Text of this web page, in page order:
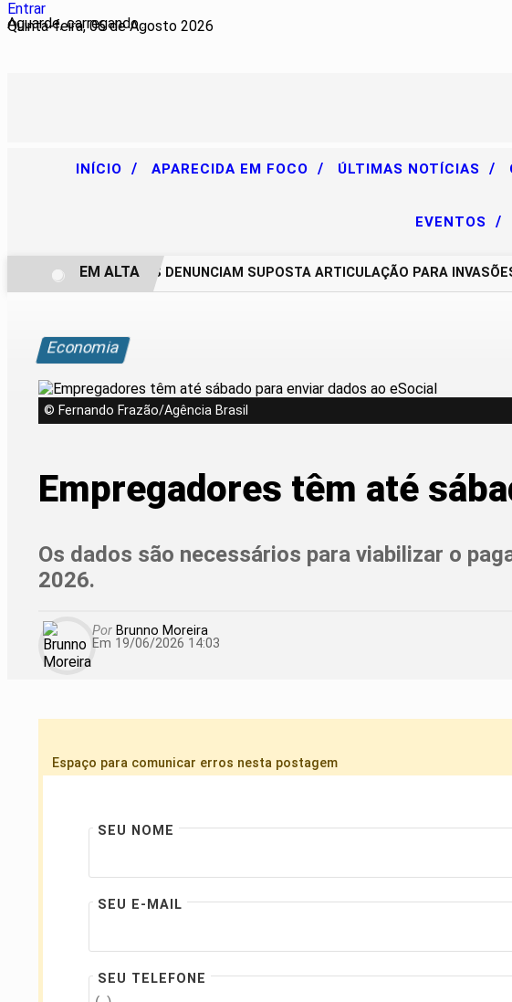
Aguarde, carregando...
Entrar
Quinta-feira, 06 de Agosto 2026
INÍCIO / APARECIDA EM FOCO / ÚLTIMAS NOTÍCIAS /
EVENTOS /
CHACAREIROS DENUNCIAM SUPOSTA ARTICULAÇÃO PARA INVASÕES
EM ALTA
Economia
© Fernando Frazão/Agência Brasil
Empregadores têm até
Os dados são necessários para viabilizar o
2026.
Por Brunno Moreira
Em 19/06/2026 14:03
Espaço para comunicar erros nesta postagem
SEU NOME
SEU E-MAIL
SEU TELEFONE